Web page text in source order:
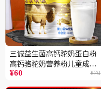
三诚益生菌高钙驼奶蛋白粉
高钙骆驼奶营养粉儿童成人
中老年高蛋白4桶
¥60 ¥70